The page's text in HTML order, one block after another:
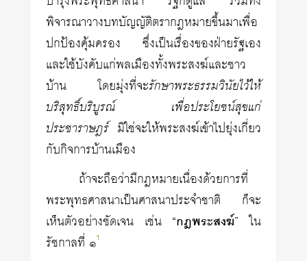
พิจารณาวางบทบัญญัติตรากฎหมายขึ้นมาเพื่อ
ปกป้องคุ้มครอง ซึ่งเป็นเรื่องของฝ่ายรัฐเอง
และใช้บังคับแก่พลเมืองทั้งพระสงฆ์และชาว
บ้าน โดยมุ่งที่จะรักษาพระธรรมวินัยไว้ให้
บริสุทธิ์บริบูรณ์ เพื่อประโยชน์สุขแก่
ประชาราษฎร์มิใช่จะให้พระสงฆ์เข้าไปยุ่งเกี่ยว
กับกิจการบ้านเมือง
ถ้าจะถือว่ามีกฎหมายเนื่องด้วยการที่
พระพุทธศาสนาเป็นศาสนาประจำชาติ ก็จะ
เห็นตัวอย่างชัดเจน เช่น “กฎพระสงฆ์” ใน
รัชกาลที่ ๑1